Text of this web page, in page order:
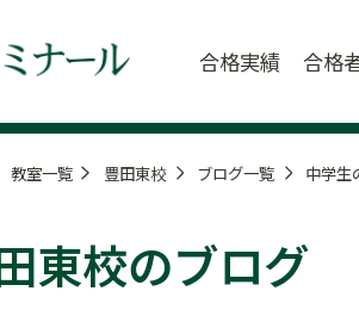
合格実績 合格
教室一覧 豊田東校 ブログ一覧 中学生
東校のブログ